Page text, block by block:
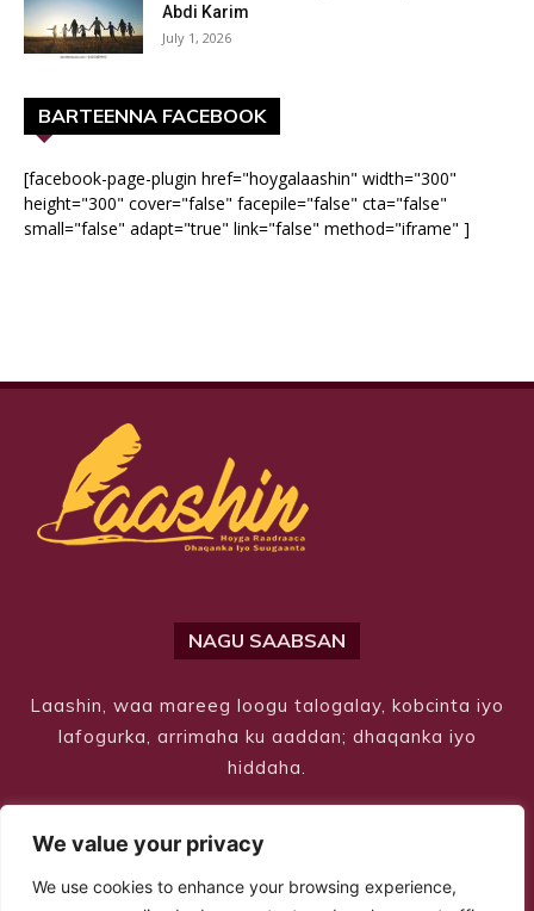
We value your privacy
We use cookies to enhance your browsing experience,
Abdi Karim
July 1, 2026
BARTEENNA FACEBOOK
[facebook-page-plugin href="hoygalaashin" width="300"
height="300" cover="false" facepile="false" cta="false"
small="false" adapt="true" link="false" method="iframe" ]
NAGU SAABSAN
Laashin, waa mareeg loogu talogalay, kobcinta iyo
lafogurka, arrimaha ku aaddan; dhaqanka iyo
hiddaha.